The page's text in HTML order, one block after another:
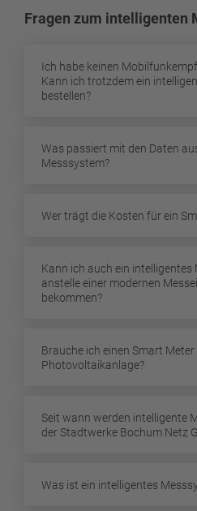
Fragen zum intelligenten
Ich habe keinen
Kann ich trotzdem ein
bestellen?
Was passiert mit den Daten
Messsystem?
Wer trägt die Kosten für ein
Kann ich auch ein intelligentes
anstelle einer modernen
bekommen?
Brauche ich einen Smart
Photovoltaikanlage?
Seit wann werden intelligente
der Stadtwerke Bochum Netz
Was ist ein intelligentes